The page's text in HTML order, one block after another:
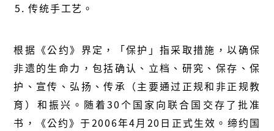
传统手工艺。
根据《公约》界定，「保护」指采取措施，以确保
非遗的生命力，包括确认 、 立档 、 研究 、 保存 、 保
护 、 宣传 、 弘扬 、传承（主要通过正规和非正规教
育）和振兴。随着30个国家向联合国交存了批准
书，《公约》于2006年4月20日正式生效。缔约国